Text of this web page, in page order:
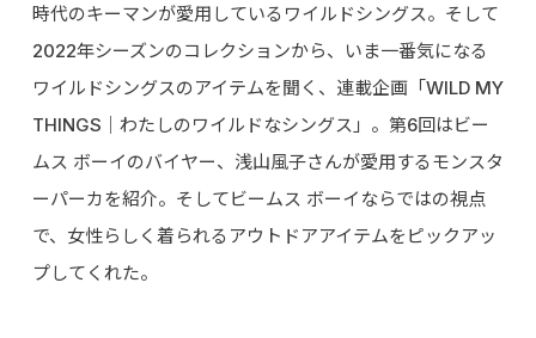
時代のキーマンが愛用しているワイルドシングス。そして
2022年シーズンのコレクションから、いま一番気になる
ワイルドシングスのアイテムを聞く、連載企画「WILD MY
THINGS｜わたしのワイルドなシングス」。第6回はビー
ムス ボーイのバイヤー、浅山風子さんが愛用するモンスタ
ーパーカを紹介。そしてビームス ボーイならではの視点
で、女性らしく着られるアウトドアアイテムをピックアッ
プしてくれた。